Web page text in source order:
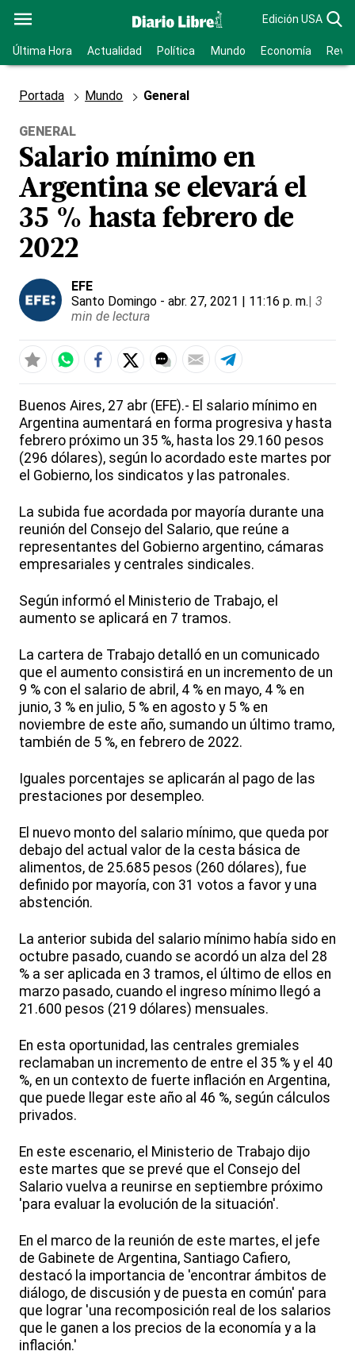
Edición USA
Última Hora Actualidad Política Mundo Economía
Portada Mundo General
GENERAL
Salario mínimo en
Argentina se elevará el
35 % hasta febrero de
2022
EFE
Santo Domingo - abr. 27, 2021 | 11:16 p. m.| 3
min de lectura
Buenos Aires, 27 abr (EFE).- El salario mínimo en
Argentina aumentará en forma progresiva y hasta
febrero próximo un 35 %, hasta los 29.160 pesos
(296 dólares), según lo acordado este martes por
el Gobierno, los sindicatos y las patronales.
La subida fue acordada por mayoría durante una
reunión del Consejo del Salario, que reúne a
representantes del Gobierno argentino, cámaras
empresariales y centrales sindicales.
Según informó el Ministerio de Trabajo, el
aumento se aplicará en 7 tramos.
La cartera de Trabajo detalló en un comunicado
que el aumento consistirá en un incremento de un
9 % con el salario de abril, 4 % en mayo, 4 % en
junio, 3 % en julio, 5 % en agosto y 5 % en
noviembre de este año, sumando un último tramo,
también de 5 %, en febrero de 2022.
Iguales porcentajes se aplicarán al pago de las
prestaciones por desempleo.
El nuevo monto del salario mínimo, que queda por
debajo del actual valor de la cesta básica de
alimentos, de 25.685 pesos (260 dólares), fue
definido por mayoría, con 31 votos a favor y una
abstención.
La anterior subida del salario mínimo había sido en
octubre pasado, cuando se acordó un alza del 28
% a ser aplicada en 3 tramos, el último de ellos en
marzo pasado, cuando el ingreso mínimo llegó a
21.600 pesos (219 dólares) mensuales.
En esta oportunidad, las centrales gremiales
reclamaban un incremento de entre el 35 % y el 40
%, en un contexto de fuerte inflación en Argentina,
que puede llegar este año al 46 %, según cálculos
privados.
En este escenario, el Ministerio de Trabajo dijo
este martes que se prevé que el Consejo del
Salario vuelva a reunirse en septiembre próximo
'para evaluar la evolución de la situación'.
En el marco de la reunión de este martes, el jefe
de Gabinete de Argentina, Santiago Cafiero,
destacó la importancia de 'encontrar ámbitos de
diálogo, de discusión y de puesta en común' para
que lograr 'una recomposición real de los salarios
que le ganen a los precios de la economía y a la
inflación.'